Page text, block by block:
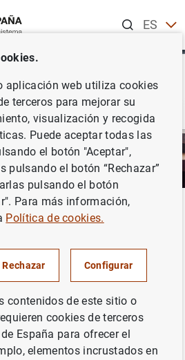
ESEN
Análisis e investigación
aplicación web utiliza cookies
terceros para mejorar su
visualización y recogida
Puede aceptar todas las
el botón "Aceptar",
pulsando el botón “Rechazar”
pulsando el botón
Para más información,
Política de cookies.
Rechazar Configurar
contenidos de este sitio o
cookies de terceros
España para ofrecer el
elementos incrustados en